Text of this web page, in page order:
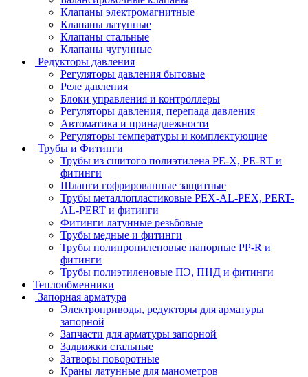
Клапаны электромагнитные
Клапаны латунные
Клапаны стальные
Клапаны чугунные
Редукторы давления
Регуляторы давления бытовые
Реле давления
Блоки управления и контроллеры
Регуляторы давления, перепада давления
Автоматика и принадлежности
Регуляторы температуры и комплектующие
Трубы и Фитинги
Трубы из сшитого полиэтилена PE-X, PE-RT и
фитинги
Шланги гофрированные защитные
Трубы металлопластиковые PEX-AL-PEX, PERT-
AL-PERT и фитинги
Фитинги латунные резьбовые
Трубы медные и фитинги
Трубы полипропиленовые напорные PP-R и
фитинги
Трубы полиэтиленовые ПЭ, ПНД и фитинги
Теплообменники
Запорная арматура
Электроприводы, редукторы для арматуры
запорной
Запчасти для арматуры запорной
Задвижки стальные
Затворы поворотные
Краны латунные для манометров